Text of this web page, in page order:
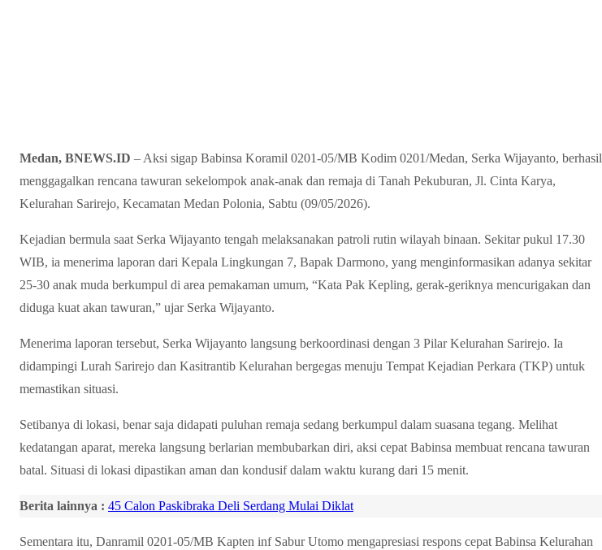
Medan, BNEWS.ID – Aksi sigap Babinsa Koramil 0201-05/MB Kodim 0201/Medan, Serka Wijayanto, berhasil
menggagalkan rencana tawuran sekelompok anak-anak dan remaja di Tanah Pekuburan, Jl. Cinta Karya,
Kelurahan Sarirejo, Kecamatan Medan Polonia, Sabtu (09/05/2026).
Kejadian bermula saat Serka Wijayanto tengah melaksanakan patroli rutin wilayah binaan. Sekitar pukul 17.30
WIB, ia menerima laporan dari Kepala Lingkungan 7, Bapak Darmono, yang menginformasikan adanya sekitar
25-30 anak muda berkumpul di area pemakaman umum, “Kata Pak Kepling, gerak-geriknya mencurigakan dan
diduga kuat akan tawuran,” ujar Serka Wijayanto.
Menerima laporan tersebut, Serka Wijayanto langsung berkoordinasi dengan 3 Pilar Kelurahan Sarirejo. Ia
didampingi Lurah Sarirejo dan Kasitrantib Kelurahan bergegas menuju Tempat Kejadian Perkara (TKP) untuk
memastikan situasi.
Setibanya di lokasi, benar saja didapati puluhan remaja sedang berkumpul dalam suasana tegang. Melihat
kedatangan aparat, mereka langsung berlarian membubarkan diri, aksi cepat Babinsa membuat rencana tawuran
batal. Situasi di lokasi dipastikan aman dan kondusif dalam waktu kurang dari 15 menit.
Berita lainnya : 45 Calon Paskibraka Deli Serdang Mulai Diklat
Sementara itu, Danramil 0201-05/MB Kapten inf Sabur Utomo mengapresiasi respons cepat Babinsa Kelurahan